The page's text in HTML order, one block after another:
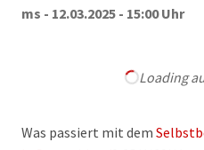
ms - 12.03.2025 - 15:00 Uhr
Loading
Was passiert mit dem